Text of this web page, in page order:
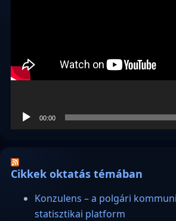
00:00
Cikkek oktatás témában
Konzulens – a polgári
statisztikai platform